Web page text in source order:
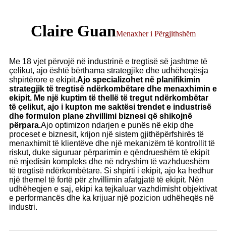
Claire GuanMenaxher i Përgjithshëm
Me 18 vjet përvojë në industrinë e tregtisë së jashtme të
çelikut, ajo është bërthama strategjike dhe udhëheqësja
shpirtërore e ekipit.Ajo specializohet në planifikimin
strategjik të tregtisë ndërkombëtare dhe menaxhimin e
ekipit. Me një kuptim të thellë të tregut ndërkombëtar
të çelikut, ajo i kupton me saktësi trendet e industrisë
dhe formulon plane zhvillimi biznesi që shikojnë
përpara.Ajo optimizon ndarjen e punës në ekip dhe
proceset e biznesit, krijon një sistem gjithëpërfshirës të
menaxhimit të klientëve dhe një mekanizëm të kontrollit të
riskut, duke siguruar përparimin e qëndrueshëm të ekipit
në mjedisin kompleks dhe në ndryshim të vazhdueshëm
të tregtisë ndërkombëtare. Si shpirti i ekipit, ajo ka hedhur
një themel të fortë për zhvillimin afatgjatë të ekipit. Nën
udhëheqjen e saj, ekipi ka tejkaluar vazhdimisht objektivat
e performancës dhe ka krijuar një pozicion udhëheqës në
industri.